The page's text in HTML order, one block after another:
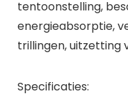
tentoonstelling,
energieabsorptie,
trillingen, uitzetting
Specificaties: